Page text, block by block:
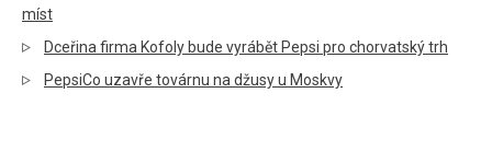
míst
Dceřina firma Kofoly bude vyrábět Pepsi pro chorvatský trh
PepsiCo uzavře továrnu na džusy u Moskvy